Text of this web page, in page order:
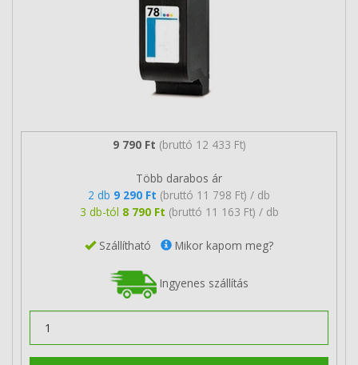
9 790 Ft (bruttó 12 433 Ft)
Több darabos ár
2 db 9 290 Ft (bruttó 11 798 Ft) / db
3 db-tól 8 790 Ft (bruttó 11 163 Ft) / db
Szállítható Mikor kapom meg?
Ingyenes szállítás